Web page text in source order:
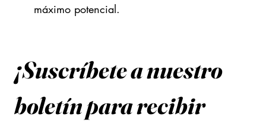
máximo potencial.
¡Suscríbete a nuestro
boletín para recibir